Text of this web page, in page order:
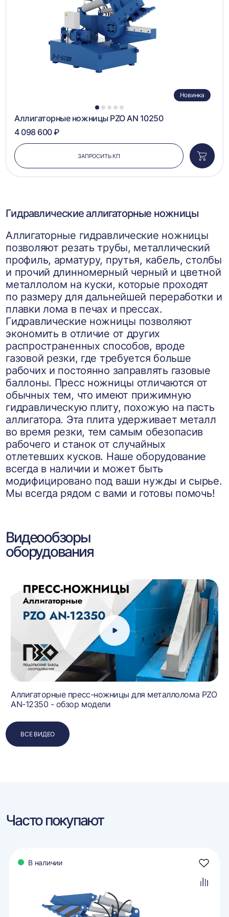
1 2 3 4 5
Новинка
Аллигаторные ножницы PZO AN 10250
4 098 600 ₽
ЗАПРОСИТЬ КП
в
Гидравлические аллигаторные ножницы
Аллигаторные гидравлические ножницы
позволяют резать трубы, металлический
профиль, арматуру, прутья, кабель, столбы
и прочий длинномерный черный и цветной
металлолом на куски, которые проходят
по размеру для дальнейшей переработки и
плавки лома в печах и прессах.
Гидравлические ножницы позволяют
экономить в отличие от других
распространенных способов, вроде
газовой резки, где требуется больше
рабочих и постоянно заправлять газовые
баллоны. Пресс ножницы отличаются от
обычных тем, что имеют прижимную
гидравлическую плиту, похожую на пасть
аллигатора. Эта плита удерживает металл
во время резки, тем самым обезопасив
рабочего и станок от случайных
отлетевших кусков. Наше оборудование
всегда в наличии и может быть
модифицировано под ваши нужды и сырье.
Мы всегда рядом с вами и готовы помочь!
Видеообзоры
оборудования
Аллигаторные пресс-ножницы для металлолома PZO
AN-12350 - обзор модели
ВСЕ ВИДЕО
Часто покупают
В наличии